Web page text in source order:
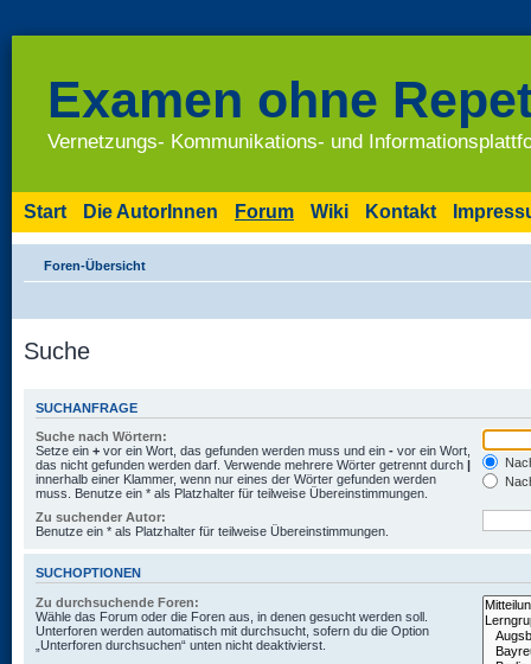
Examen ohne
Vernetzungs- Kommunikations- und
Start Die AutorInnen Forum Wiki Kontakt
Foren-Übersicht
Suche
SUCHANFRAGE
Suche nach Wörtern:
Setze ein + vor ein Wort, das gefunden werden muss und ein - vor ein Wort,
das nicht gefunden werden darf. Verwende mehrere Wörter getrennt durch |
innerhalb einer Klammer, wenn nur eines der Wörter gefunden werden
muss. Benutze ein * als Platzhalter für teilweise Übereinstimmungen.
Zu suchender Autor:
Benutze ein * als Platzhalter für teilweise Übereinstimmungen.
SUCHOPTIONEN
Zu durchsuchende Foren:
Wähle das Forum oder die Foren aus, in denen gesucht werden soll.
Unterforen werden automatisch mit durchsucht, sofern du die Option
„Unterforen durchsuchen“ unten nicht deaktivierst.